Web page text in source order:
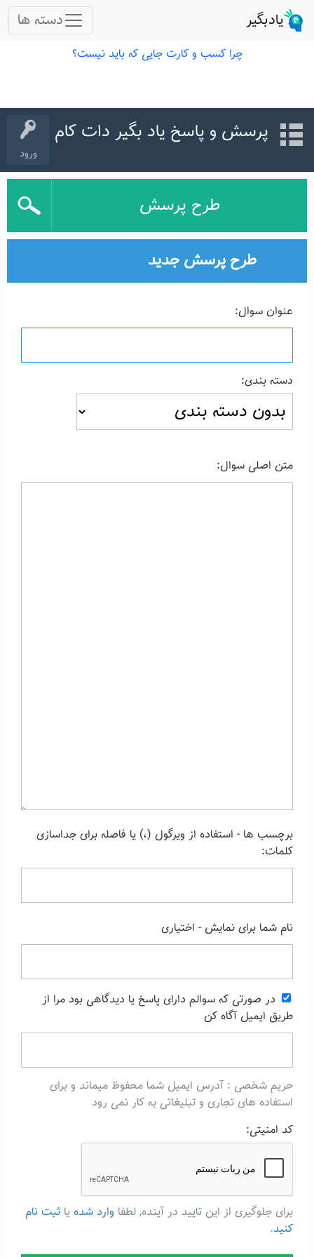
ورود
پرسش و پاسخ یاد بگیر دات کام
طرح پرسش
طرح پرسش جدید
عنوان سوال:
دسته بندی:
متن اصلی سوال:
برچسب ها - استفاده از ویرگول (،) یا فاصله برای جداسازی
کلمات:
نام شما برای نمایش - اختیاری
در صورتی که سوالم دارای پاسخ یا دیدگاهی بود مرا از
طریق ایمیل آگاه کن
حریم شخصی : آدرس ایمیل شما محفوظ میماند و برای
استفاده های تجاری و تبلیغاتی به کار نمی رود
کد امنیتی:
برای جلوگیری از این تایید در آینده, لطفا وارد شده یا ثبت نام
کنید.